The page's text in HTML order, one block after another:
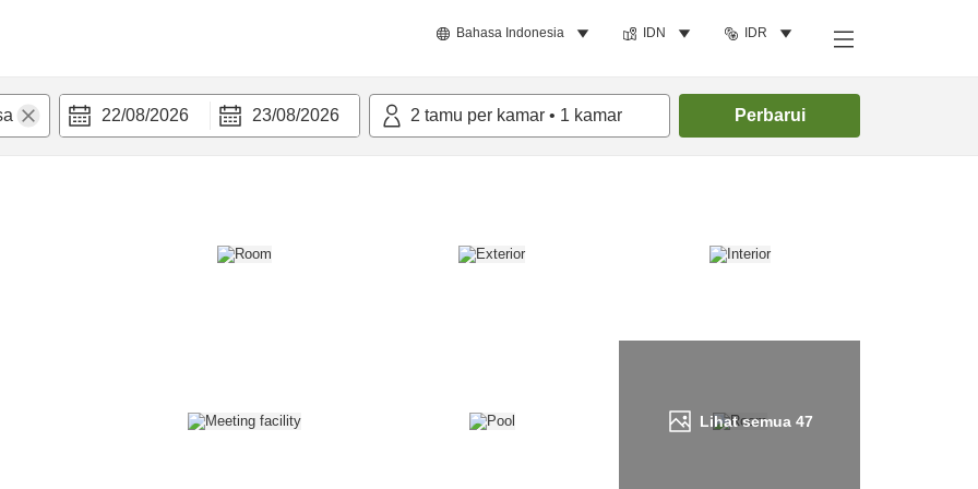
Bahasa Indonesia IDN IDR
22/08/2026 23/08/2026 2 tamu per kamar • 1 kamar Perbarui
Lihat semua 47
Cari kamar